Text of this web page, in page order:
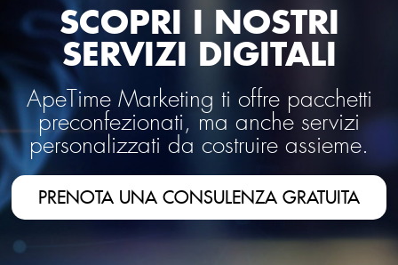
SCOPRI I NOSTRI
SERVIZI DIGITALI
ApeTime Marketing ti offre pacchetti
preconfezionati, ma anche servizi
personalizzati da costruire assieme.
PRENOTA UNA CONSULENZA GRATUITA